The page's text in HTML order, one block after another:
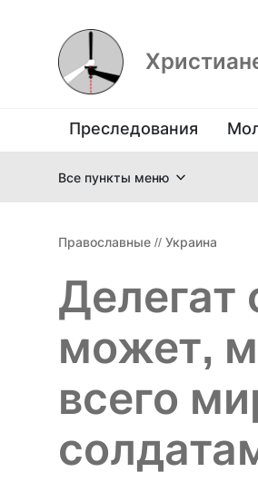
Преследования
Все пункты меню
Православные // Украина
Делегат
может,
всего